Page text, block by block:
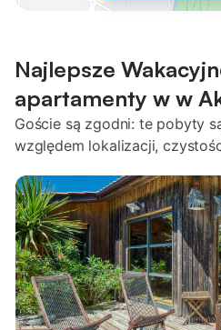
Najlepsze
apartamenty w w
Goście są zgodni: te pobyty
względem lokalizacji,